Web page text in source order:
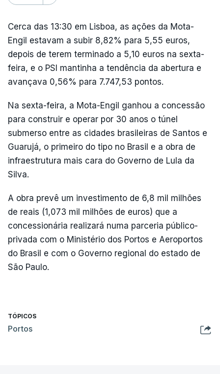
Cerca das 13:30 em Lisboa, as ações da Mota-
Engil estavam a subir 8,82% para 5,55 euros,
depois de terem terminado a 5,10 euros na sexta-
feira, e o PSI mantinha a tendência da abertura e
avançava 0,56% para 7.747,53 pontos.
Na sexta-feira, a Mota-Engil ganhou a concessão
para construir e operar por 30 anos o túnel
submerso entre as cidades brasileiras de Santos e
Guarujá, o primeiro do tipo no Brasil e a obra de
infraestrutura mais cara do Governo de Lula da
Silva.
A obra prevê um investimento de 6,8 mil milhões
de reais (1,073 mil milhões de euros) que a
concessionária realizará numa parceria público-
privada com o Ministério dos Portos e Aeroportos
do Brasil e com o Governo regional do estado de
São Paulo.
TÓPICOS
Portos